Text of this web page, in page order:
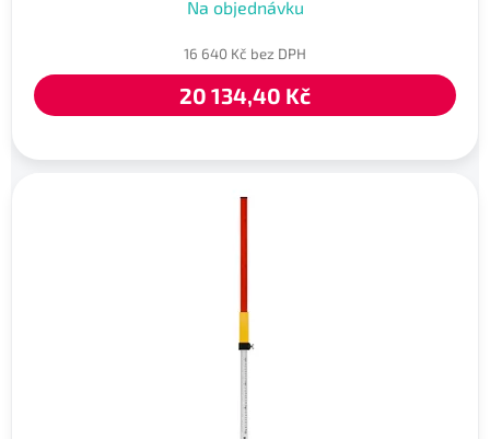
Na objednávku
16 640 Kč bez DPH
20 134,40 Kč